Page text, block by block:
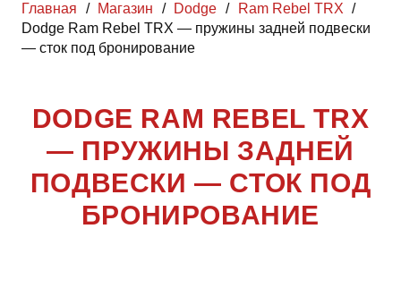
Главная / Магазин / Dodge / Ram Rebel TRX /
Dodge Ram Rebel TRX — пружины задней подвески
— сток под бронирование
DODGE RAM REBEL TRX
— ПРУЖИНЫ ЗАДНЕЙ
ПОДВЕСКИ — СТОК ПОД
БРОНИРОВАНИЕ